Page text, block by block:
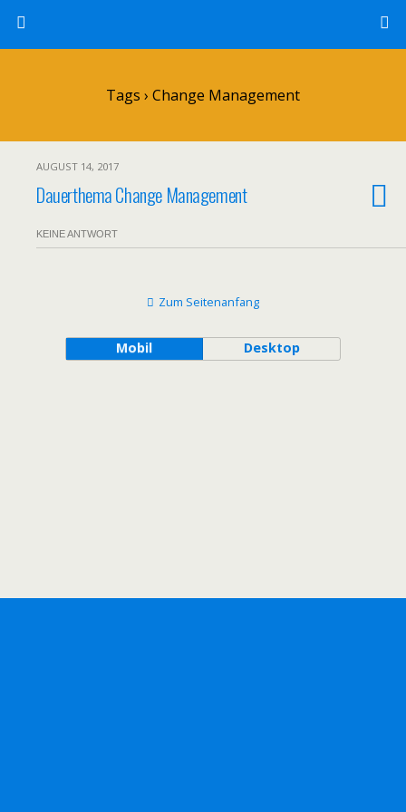
Tags › Change Management
AUGUST 14, 2017
Dauerthema Change Management
KEINE ANTWORT
Zum Seitenanfang
Mobil Desktop